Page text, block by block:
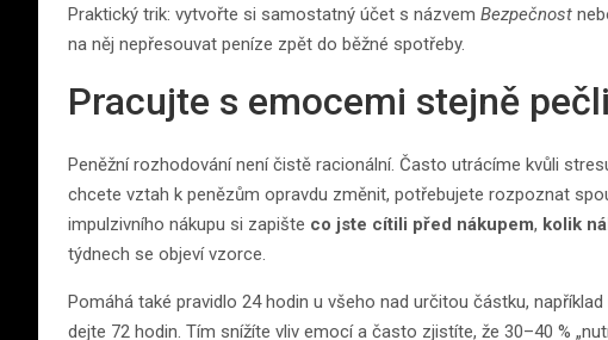
Praktický trik: vytvořte si samostatný účet s názvem Bezpečnost
na něj nepřesouvat peníze zpět do běžné spotřeby.
Pracujte s emocemi stejně
Peněžní rozhodování není čistě racionální. Často utrácíme kvůli
chcete vztah k penězům opravdu změnit, potřebujete rozpoznat
impulzivního nákupu si zapište co jste cítili před nákupem, kolik
týdnech se objeví vzorce.
Pomáhá také pravidlo 24 hodin u všeho nad určitou částku,
dejte 72 hodin. Tím snížíte vliv emocí a často zjistíte, že 30–40 %